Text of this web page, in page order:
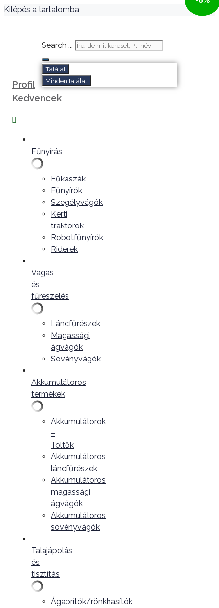
Kilépés a tartalomba
Search ...
Találat
Minden találat
Profil
Kedvencek
Fűnyírás
Fűkaszák
Fűnyírók
Szegélyvágók
Kerti
traktorok
Robotfűnyírók
Riderek
Vágás
és
fűrészelés
Láncfűrészek
Magassági
ágvágók
Sövényvágók
Akkumulátoros
termékek
Akkumulátorok
–
Töltők
Akkumulátoros
láncfűrészek
Akkumulátoros
magassági
ágvágók
Akkumulátoros
sövényvágók
Talajápolás
és
tisztítás
Ágaprítók/rönkhasítók